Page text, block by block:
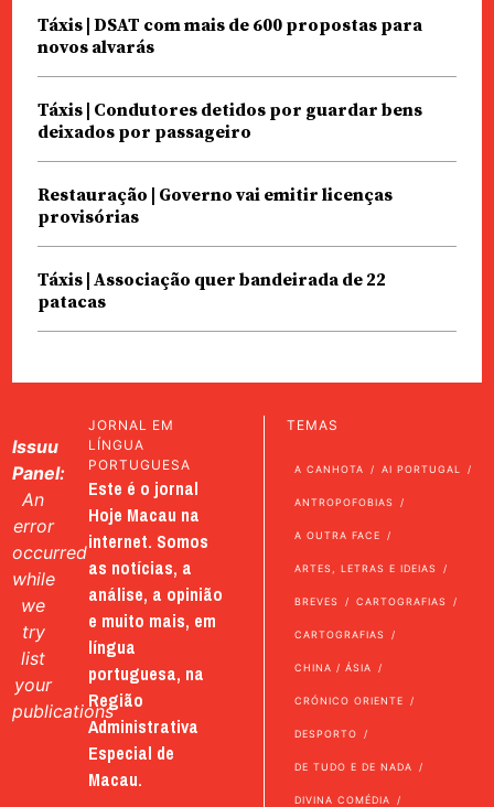
Táxis | DSAT com mais de 600 propostas para
novos alvarás
Táxis | Condutores detidos por guardar bens
deixados por passageiro
Restauração | Governo vai emitir licenças
provisórias
Táxis | Associação quer bandeirada de 22
patacas
Issuu
Panel:
An
error
occurred
while
we
try
list
your
publications
JORNAL EM
LÍNGUA
PORTUGUESA
Este é o jornal
Hoje Macau na
internet. Somos
as notícias, a
análise, a opinião
e muito mais, em
língua
portuguesa, na
Região
Administrativa
Especial de
Macau.
TEMAS
A CANHOTA AI PORTUGAL
ANTROPOFOBIAS
A OUTRA FACE
ARTES, LETRAS E IDEIAS
BREVES CARTOGRAFIAS
CARTOGRAFIAS
CHINA / ÁSIA
CRÓNICO ORIENTE
DESPORTO
DE TUDO E DE NADA
DIVINA COMÉDIA